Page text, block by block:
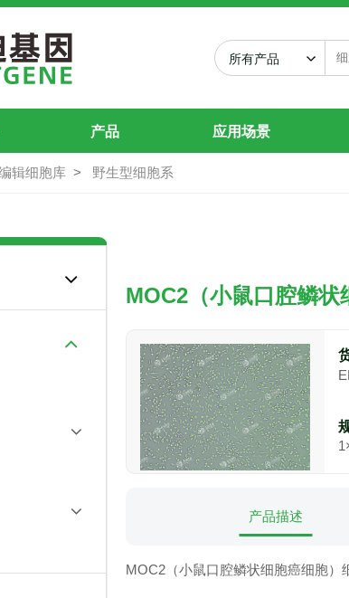
胞癌细胞
所有产品
产品 应用场景
辑细胞库 野生型细胞系
MOC2（小鼠口腔鳞状
产品描述
MOC2（小鼠口腔鳞状细胞癌细胞）